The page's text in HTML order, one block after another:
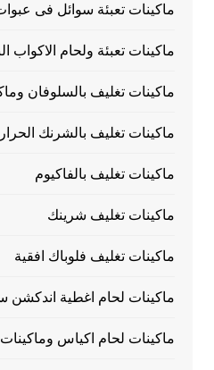
ماكينات تعبئة سوائل فى
ماكينات تعبئة ولحام الاكواب
ماكينات تغليف بالسلوفان
ماكينات تغليف بالشرنك
ماكينات تغليف بالفاكيوم
ماكينات تغليف شرينك
ماكينات تغليف فلوباك افقية
ماكينات لحام اغطية اندكشن
ماكينات لحام اكياس وماكينات